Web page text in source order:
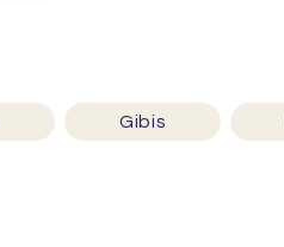
Gibis